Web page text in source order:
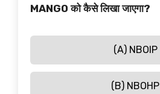
MANGO को कैसे लिखा जाएगा?
(A) NBOIP
(B) NBOHP